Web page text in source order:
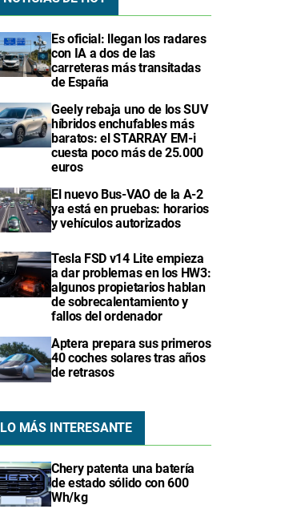
Es oficial: llegan los radares
con IA a dos de las
carreteras más transitadas
de España
Geely rebaja uno de los SUV
híbridos enchufables más
baratos: el STARRAY EM-i
cuesta poco más de 25.000
euros
El nuevo Bus-VAO de la A-2
ya está en pruebas: horarios
y vehículos autorizados
Tesla FSD v14 Lite empieza
a dar problemas en los HW3:
algunos propietarios hablan
de sobrecalentamiento y
fallos del ordenador
Aptera prepara sus primeros
40 coches solares tras años
de retrasos
LO MÁS INTERESANTE
Chery patenta una batería
de estado sólido con 600
Wh/kg